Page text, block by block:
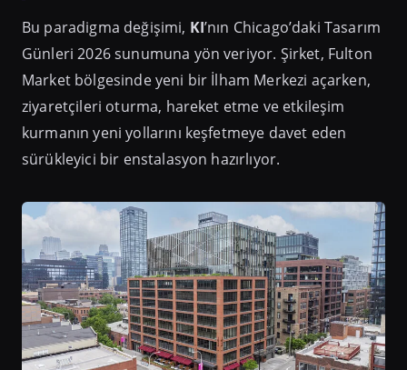
Bu paradigma değişimi, KI’nın Chicago’daki Tasarım
Günleri 2026 sunumuna yön veriyor. Şirket, Fulton
Market bölgesinde yeni bir İlham Merkezi açarken,
ziyaretçileri oturma, hareket etme ve etkileşim
kurmanın yeni yollarını keşfetmeye davet eden
sürükleyici bir enstalasyon hazırlıyor.